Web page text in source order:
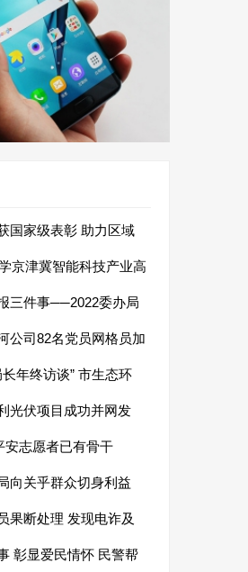
国家级表彰 助力区域
京津冀智能科技产业高
三件事──2022委办局
公司82名党员网格员加
长年终访谈” 市生态环
光伏项目成功并网发
安志愿者已有骨干
向关乎群众切身利益
果断处理 发现电诈及
彰显爱民情怀 民警帮